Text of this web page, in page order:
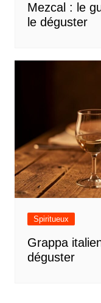
Mezcal : le
le déguster
Spiritueux
Grappa
déguster